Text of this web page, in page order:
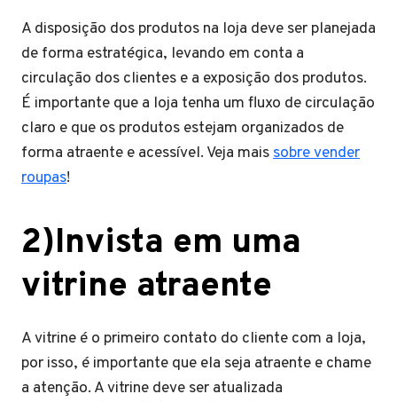
A disposição dos produtos na loja deve ser planejada
de forma estratégica, levando em conta a
circulação dos clientes e a exposição dos produtos.
É importante que a loja tenha um fluxo de circulação
claro e que os produtos estejam organizados de
forma atraente e acessível. Veja maissobre vender
roupas!
2)Invista em uma
vitrine atraente
A vitrine é o primeiro contato do cliente com a loja,
por isso, é importante que ela seja atraente e chame
a atenção. A vitrine deve ser atualizada